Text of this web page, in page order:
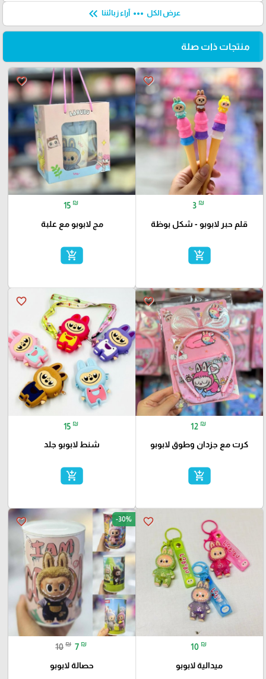
عرض الكل more_horiz آراء زبائننا keyboard_double_arrow_left
منتجات ذات صلة
favorite_border
3 ₪
قلم حبر لابوبو - شكل بوظة
add_shopping_cart
favorite_border
15 ₪
مج لابوبو مع علبة
add_shopping_cart
favorite_border
12 ₪
كرت مع جزدان وطوق لابوبو
add_shopping_cart
favorite_border
15 ₪
شنط لابوبو جلد
add_shopping_cart
favorite_border
10 ₪
ميدالية لابوبو
favorite_border -30%
10 ₪ 7 ₪
حصالة لابوبو